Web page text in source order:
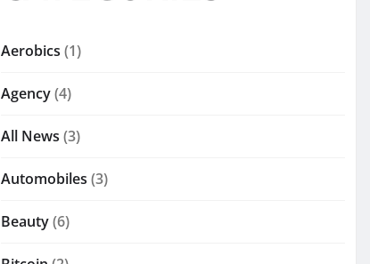
Aerobics (1)
Agency(4)
All News (3)
Automobiles (3)
Beauty(6)